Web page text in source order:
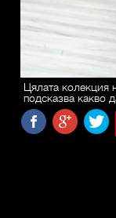
Цялата колекция
подсказва какво